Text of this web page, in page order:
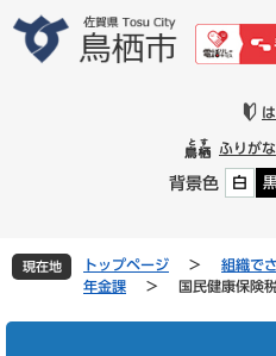
文
ふりがな
背景色 白
現在地 トップページ > 組織で
年金課
> 国民健康保険